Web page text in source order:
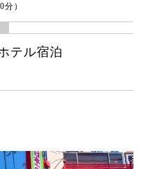
）
テル宿泊